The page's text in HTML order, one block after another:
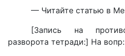
— Читайте статью в
[Запись на
разворота тетради:] На